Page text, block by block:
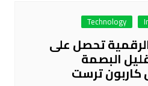
Technology
تحصل على
البصمة
كاربون ترست